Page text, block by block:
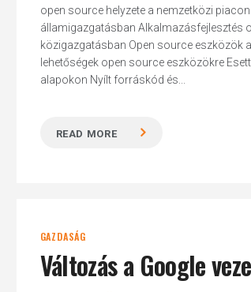
open source helyzete a nemzetközi
államigazgatásban Alkalmazásfejlesztés
közigazgatásban Open source eszközök
lehetőségek open source eszközökre
alapokon Nyílt forráskód és...
READ MORE
GAZDASÁG
Változás a Google